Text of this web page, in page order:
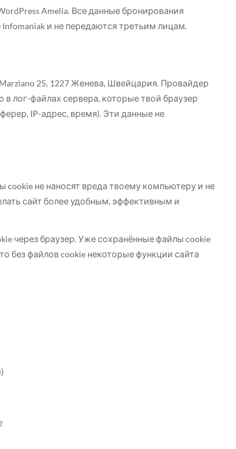
Amelia. Все данные бронирования
и не передаются третьим лицам.
25, 1227 Женева, Швейцария. Провайдер
лог-файлах сервера, которые твой браузер
IP-адрес, время). Эти данные не
cookie не наносят вреда твоему компьютеру и не
сайт более удобным, эффективным и
через браузер. Уже сохранённые файлы cookie
без файлов cookie некоторые функции сайта